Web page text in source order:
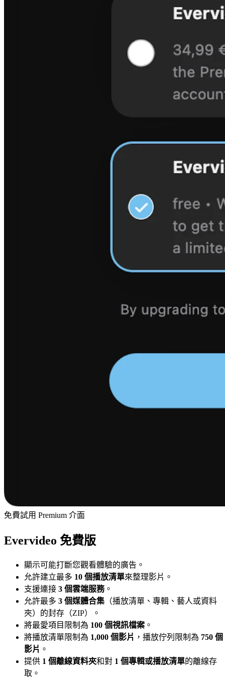
免費試用 Premium 介面
Evervideo 免費版
顯示可能打斷您觀看體驗的廣告。
允許建立最多 10 個播放清單來整理影片。
支援連接 3 個雲端服務。
允許最多 3 個媒體合集 （播放清單、專輯、藝人或資料
夾）的封存（ZIP）。
將最愛項目限制為 100 個視訊檔案 。
將播放清單限制為 1,000 個影片 ，播放佇列限制為 750 個
影片 。
提供 1 個離線資料夾和對 1 個專輯或播放清單的離線存
取。